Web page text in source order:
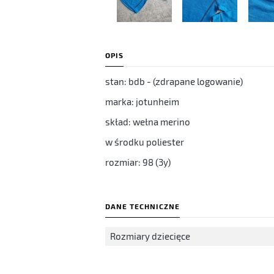
OPIS
stan: bdb - (zdrapane logowanie)
marka: jotunheim
skład: wełna merino
w środku poliester
rozmiar: 98 (3y)
DANE TECHNICZNE
Rozmiary dziecięce